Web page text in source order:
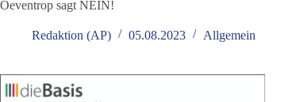
Oeventrop sagt NEIN!
Redaktion (AP) 05.08.2023 Allgemein